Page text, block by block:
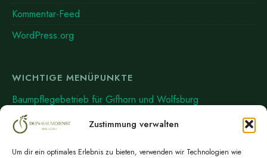
Zustimmung verwalten
Um dir ein optimales Erlebnis zu bieten, verwenden wir Technologien wie
Kommentar-Feed
WordPress.org
WICHTIGE MENÜPUNKTE
Baumpflegebetrieb für Gifhorn und Wolfsburg
News